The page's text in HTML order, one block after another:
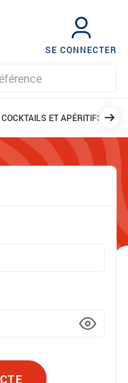
SE CONNECTER
COCKTAILS ET APÉRITIFS